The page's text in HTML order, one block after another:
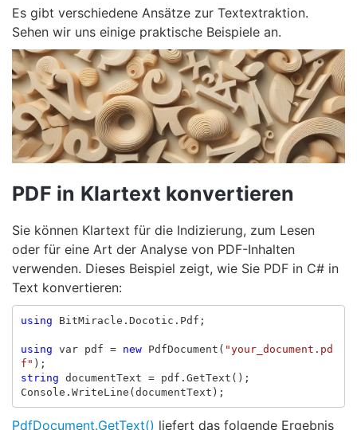
Es gibt verschiedene Ansätze zur Textextraktion.
Sehen wir uns einige praktische Beispiele an.
PDF in Klartext konvertieren
Sie können Klartext für die Indizierung, zum Lesen
oder für eine Art der Analyse von PDF-Inhalten
verwenden. Dieses Beispiel zeigt, wie Sie PDF in C# in
Text konvertieren:
using BitMiracle.Docotic.Pdf ;
using var pdf = new PdfDocument ( "your_document.pd
f" );
string documentText = pdf . GetText ();
Console . WriteLine ( documentText );
PdfDocument.GetText() liefert das folgende Ergebnis